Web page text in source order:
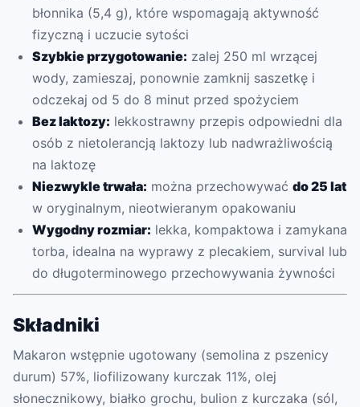
błonnika (5,4 g), które wspomagają aktywność
fizyczną i uczucie sytości
Szybkie przygotowanie: zalej 250 ml wrzącej
wody, zamieszaj, ponownie zamknij saszetkę i
odczekaj od 5 do 8 minut przed spożyciem
Bez laktozy: lekkostrawny przepis odpowiedni dla
osób z nietolerancją laktozy lub nadwrażliwością
na laktozę
Niezwykle trwała: można przechowywać do 25 lat
w oryginalnym, nieotwieranym opakowaniu
Wygodny rozmiar: lekka, kompaktowa i zamykana
torba, idealna na wyprawy z plecakiem, survival lub
do długoterminowego przechowywania żywności
Składniki
Makaron wstępnie ugotowany (semolina z pszenicy
durum) 57%, liofilizowany kurczak 11%, olej
słonecznikowy, białko grochu, bulion z kurczaka (sól,